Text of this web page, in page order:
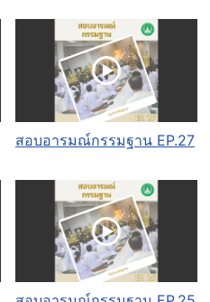
สอบอารมณ์กรรมฐาน EP.27